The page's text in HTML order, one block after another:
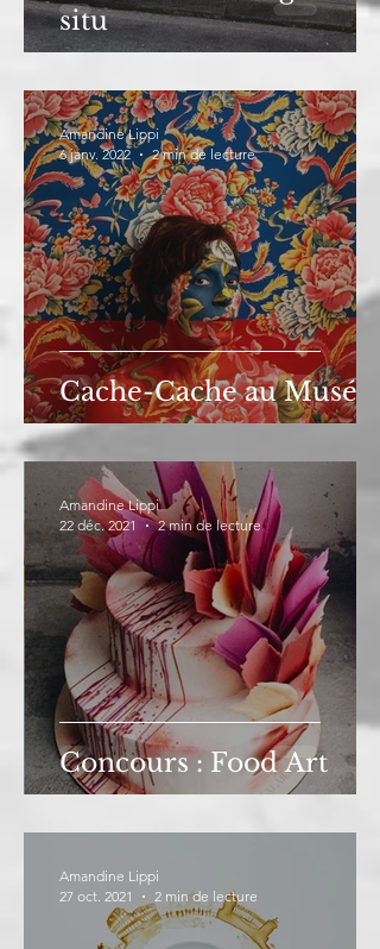
situ
Cache-Cache au Musée
Amandine Lippi
6 janv. 2022
2 min de lecture
Concours : Food Art
Amandine Lippi
22 déc. 2021
2 min de lecture
Amandine Lippi
27 oct. 2021
2 min de lecture